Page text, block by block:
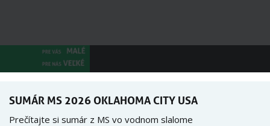
SUMÁR MS 2026 OKLAHOMA CITY USA
Prečítajte si sumár z MS vo vodnom slalome
Kalendár